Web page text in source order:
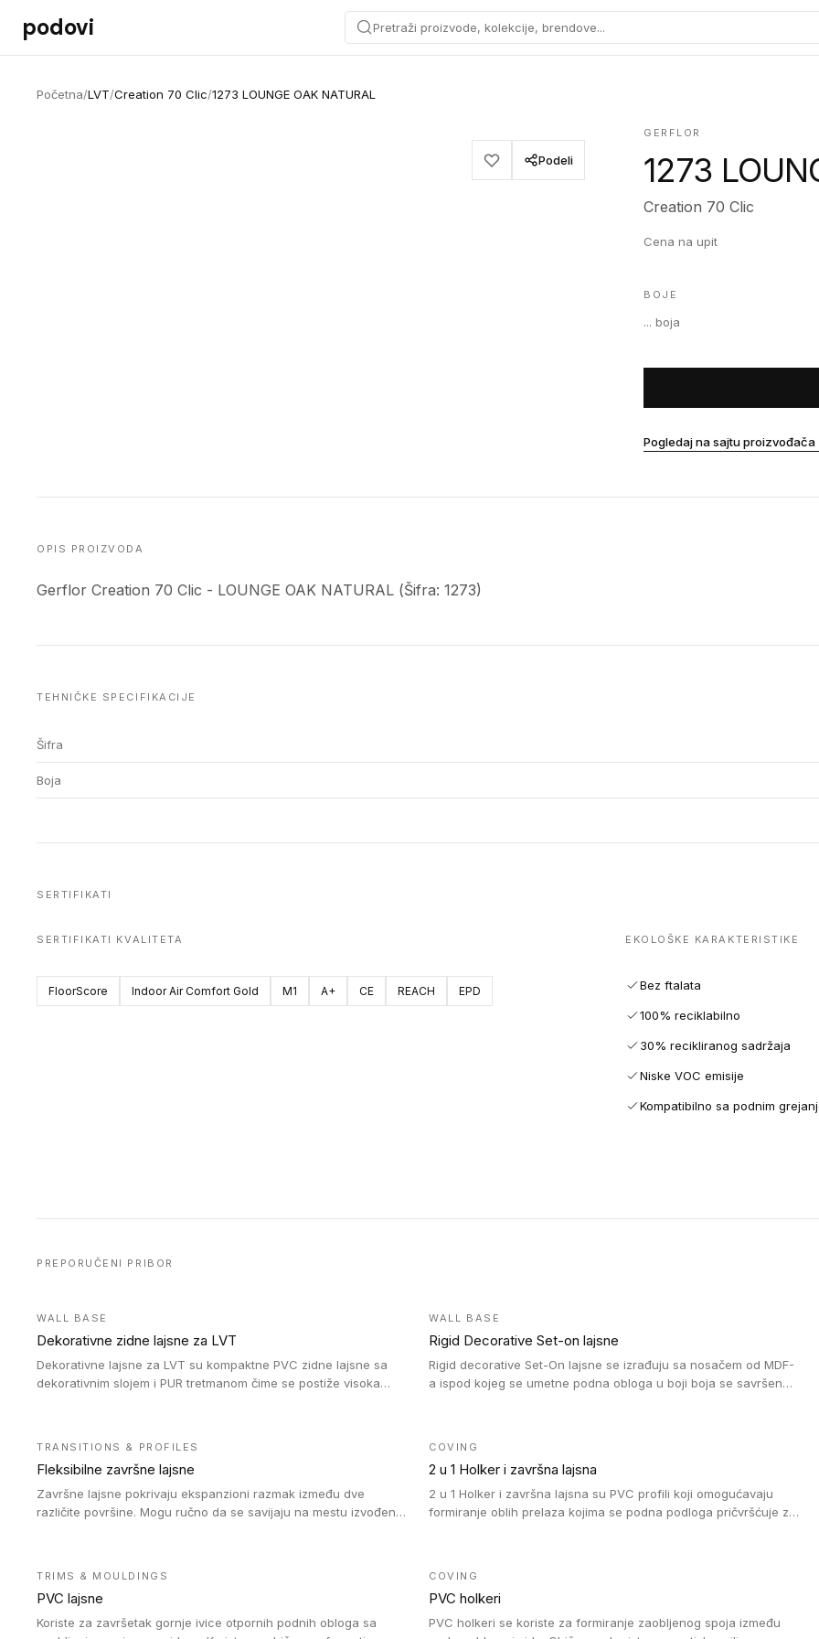
Preskoči na sadržaj
podovi Pretraži proizvode, kolekcije, brendove...
Početna/LVT/Creation 70 Clic/1273 LOUNGE OAK NATURAL
Podeli
GERFLOR
1273
Creation 70 Clic
Cena na upit
BOJE
... boja
Pogledaj na sajtu proizvođača
OPIS PROIZVODA
Gerflor Creation 70 Clic - LOUNGE OAK NATURAL (Šifra: 1273)
TEHNIČKE SPECIFIKACIJE
Šifra
Boja
SERTIFIKATI
SERTIFIKATI KVALITETA
FloorScore Indoor Air Comfort Gold M1 A+ CE REACH EPD
EKOLOŠKE KARAKTERISTIKE
Bez ftalata
100% reciklabilno
30% recikliranog sadržaja
Niske VOC emisije
Kompatibilno sa podnim
PREPORUČENI PRIBOR
WALL BASE
Dekorativne zidne lajsne za LVT
Dekorativne lajsne za LVT su kompaktne PVC zidne lajsne sa
dekorativnim slojem i PUR tretmanom čime se postiže visoka
WALL BASE
Rigid Decorative Set-on lajsne
Rigid decorative Set-On lajsne se izrađuju sa nosačem od MDF-
a ispod kojeg se umetne podna obloga u boji boja se savršeno
TRANSITIONS & PROFILES
Fleksibilne završne lajsne
Završne lajsne pokrivaju ekspanzioni razmak između dve
različite površine. Mogu ručno da se savijaju na mestu izvođenja
(kompaktni i akustički), kao i sa podnim oblogama od linoleuma.
COVING
2 u 1 Holker i završna lajsna
2 u 1 Holker i završna lajsna su PVC profili koji omogućavaju
formiranje oblih prelaza kojima se podna podloga pričvršćuje za
TRIMS & MOULDINGS
PVC lajsne
Koriste za završetak gornje ivice otpornih podnih obloga sa
COVING
PVC holkeri
PVC holkeri se koriste za formiranje zaobljenog spoja između